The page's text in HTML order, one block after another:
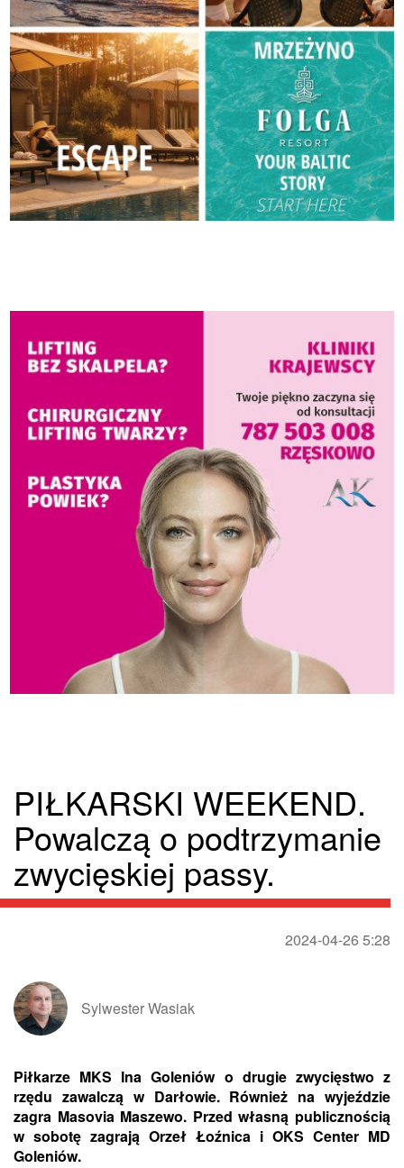
PIŁKARSKI WEEKEND.
Powalczą o podtrzymanie
zwycięskiej passy.
2024-04-26 5:28
Sylwester Wasiak
Piłkarze MKS Ina Goleniów o drugie zwycięstwo z
rzędu zawalczą w Darłowie. Również na wyjeździe
zagra Masovia Maszewo. Przed własną publicznością
w sobotę zagrają Orzeł Łoźnica i OKS Center MD
Goleniów.